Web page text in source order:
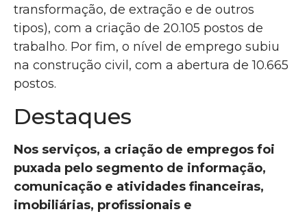
transformação, de extração e de outros
tipos), com a criação de 20.105 postos de
trabalho. Por fim, o nível de emprego subiu
na construção civil, com a abertura de 10.665
postos.
Destaques
Nos serviços, a criação de empregos foi
puxada pelo segmento de informação,
comunicação e atividades financeiras,
imobiliárias, profissionais e